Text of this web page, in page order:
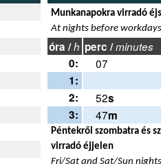
Munkanapokra virradó
At nights before workdays
óra /h perc /minutes
0:
07
1:
2:
52s
3:
47m
Péntekről szombatra és
virradó éjjelen
Fri/Sat and Sat/Sun nights